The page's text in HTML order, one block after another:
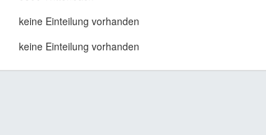
keine Einteilung vorhanden
keine Einteilung vorhanden